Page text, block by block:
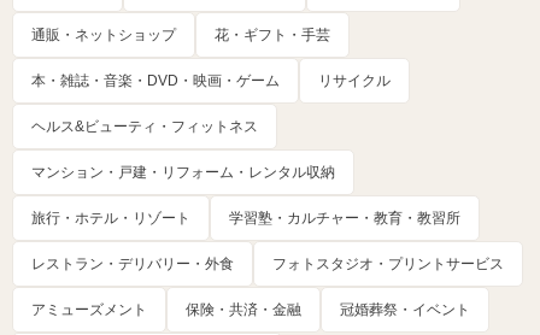
通販・ネットショップ 花・ギフト・手芸
本・雑誌・音楽・DVD・映画・ゲーム リサイクル
ヘルス&ビューティ・フィットネス
マンション・戸建・リフォーム・レンタル収納
旅行・ホテル・リゾート 学習塾・カルチャー・教育・教習所
レストラン・デリバリー・外食 フォトスタジオ・プリントサービス
アミューズメント 保険・共済・金融 冠婚葬祭・イベント